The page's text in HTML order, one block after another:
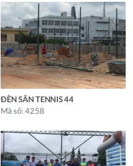
ĐÈN SÂN TENNIS 44
Mã số: 4258